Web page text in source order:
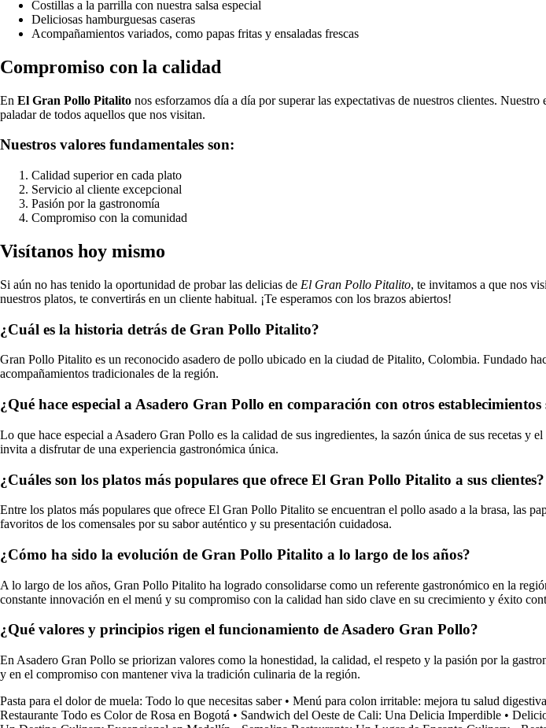
Costillas a la parrilla con nuestra salsa especial
Deliciosas hamburguesas caseras
Acompañamientos variados, como papas fritas y ensaladas frescas
Compromiso con la calidad
En El Gran Pollo Pitalito nos esforzamos día a día por superar las expectativas de nuestros clientes.
paladar de todos aquellos que nos visitan.
Nuestros valores fundamentales son:
Calidad superior en cada plato
Servicio al cliente excepcional
Pasión por la gastronomía
Compromiso con la comunidad
Visítanos hoy mismo
Si aún no has tenido la oportunidad de probar las delicias de El Gran Pollo Pitalito, te invitamos a que nos
nuestros platos, te convertirás en un cliente habitual. ¡Te esperamos con los brazos abiertos!
¿Cuál es la historia detrás de Gran Pollo Pitalito?
Gran Pollo Pitalito es un reconocido asadero de pollo ubicado en la ciudad de Pitalito, Colombia. Fundado
acompañamientos tradicionales de la región.
¿Qué hace especial a Asadero Gran Pollo en comparación con otros establecimientos
Lo que hace especial a Asadero Gran Pollo es la calidad de sus ingredientes, la sazón única de sus recetas
invita a disfrutar de una experiencia gastronómica única.
¿Cuáles son los platos más populares que ofrece El Gran Pollo Pitalito a sus clientes?
Entre los platos más populares que ofrece El Gran Pollo Pitalito se encuentran el pollo asado a la brasa, las
favoritos de los comensales por su sabor auténtico y su presentación cuidadosa.
¿Cómo ha sido la evolución de Gran Pollo Pitalito a lo largo de los años?
A lo largo de los años, Gran Pollo Pitalito ha logrado consolidarse como un referente gastronómico en la
constante innovación en el menú y su compromiso con la calidad han sido clave en su crecimiento y éxito
¿Qué valores y principios rigen el funcionamiento de Asadero Gran Pollo?
En Asadero Gran Pollo se priorizan valores como la honestidad, la calidad, el respeto y la pasión por la
y en el compromiso con mantener viva la tradición culinaria de la región.
Pasta para el dolor de muela: Todo lo que necesitas saber• Menú para colon irritable: mejora tu salud
Restaurante Todo es Color de Rosa en Bogotá • Sandwich del Oeste de Cali: Una Delicia Imperdible •